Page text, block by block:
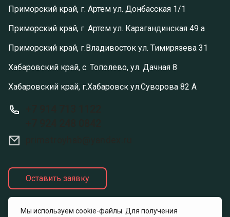
Приморский край, г. Артем ул. Донбасская 1/1
Приморский край, г. Артем ул. Карагандинская 49 а
Приморский край, г.Владивосток ул. Тимирязева 31
Хабаровский край, с. Тополево, ул. Дачная 8
Хабаровский край, г.Хабаровск ул.Суворова 82 А
Оставить заявку
Мы используем cookie-файлы. Для получения